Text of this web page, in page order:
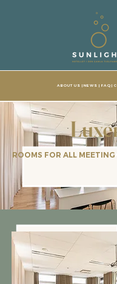
ABOUT US | NEWS | FAQ|
ROOMS FOR ALL